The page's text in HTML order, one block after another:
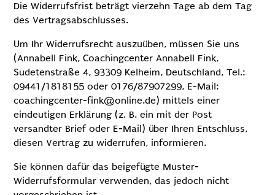
Die Widerrufsfrist beträgt vierzehn Tage ab dem Tag
des Vertragsabschlusses.
Um Ihr Widerrufsrecht auszuüben, müssen Sie uns
(Annabell Fink, Coachingcenter Annabell Fink,
Sudetenstraße 4, 93309 Kelheim, Deutschland, Tel.:
09441/1818155 oder 0176/87907299, E-Mail:
coachingcenter-fink@online.de) mittels einer
eindeutigen Erklärung (z. B. ein mit der Post
versandter Brief oder E-Mail) über Ihren Entschluss,
diesen Vertrag zu widerrufen, informieren.
Sie können dafür das beigefügte Muster-
Widerrufsformular verwenden, das jedoch nicht